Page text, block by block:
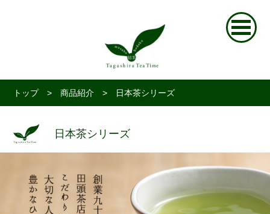
トップ> 商品紹介 > 日本茶シリーズ
日本茶シリーズ